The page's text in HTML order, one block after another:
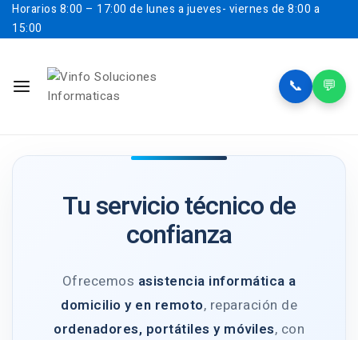
Horarios 8:00 – 17:00 de lunes a jueves- viernes de 8:00 a
15:00
📞 💬
Tu servicio técnico de
confianza
Ofrecemos asistencia informática a
domicilio y en remoto, reparación de
ordenadores, portátiles y móviles, con